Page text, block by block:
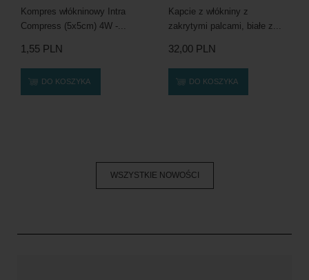
Kompres włókninowy Intra
Compress (5x5cm) 4W -...
1,55 PLN
DO KOSZYKA
Kapcie z włókniny z
zakrytymi palcami, białe z...
32,00 PLN
DO KOSZYKA
WSZYSTKIE NOWOŚCI